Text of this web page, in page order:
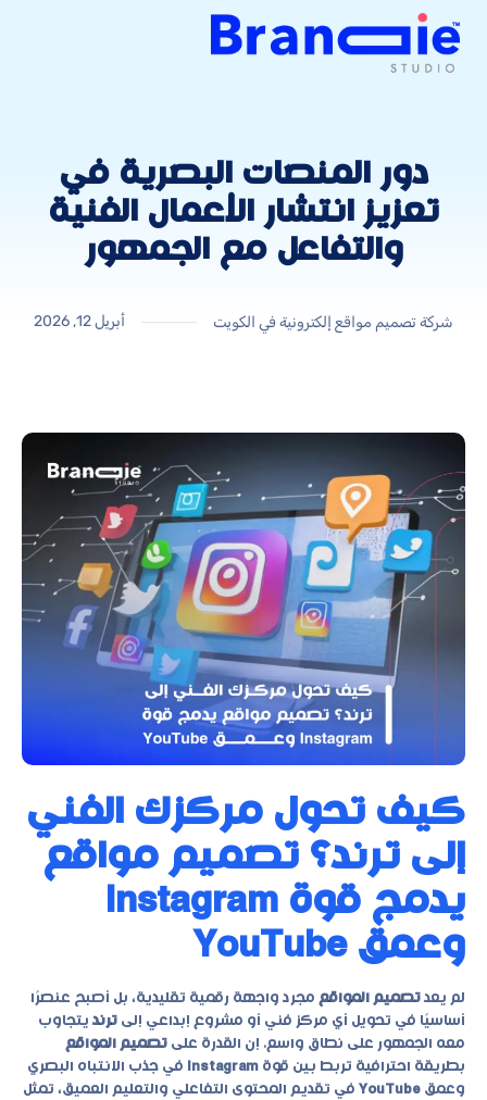
دور المنصات البصرية في
تعزيز انتشار الأعمال الفنية
والتفاعل مع الجمهور
شركة تصميم مواقع إلكترونية في الكويت أبريل 12, 2026
كيف تحول مركزك الفني
إلى ترند؟ تصميم مواقع
يدمج قوة Instagram
وعمق YouTube
لم يعد تصميم المواقع مجرد واجهة رقمية تقليدية، بل أصبح عنصرًا
أساسيًا في تحويل أي مركز فني أو مشروع إبداعي إلى ترنديتجاوب
معه الجمهور على نطاق واسع. إن القدرة على تصميم المواقع
بطريقة احترافية تربط بين قوة Instagram في جذب الانتباه البصري
وعمق YouTube في تقديم المحتوى التفاعلي والتعليم العميق، تمثل